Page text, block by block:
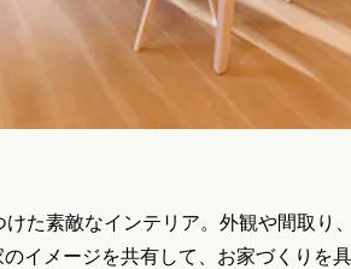
た素敵なインテリア。外観や間取り
イメージを共有して、お家づくりを